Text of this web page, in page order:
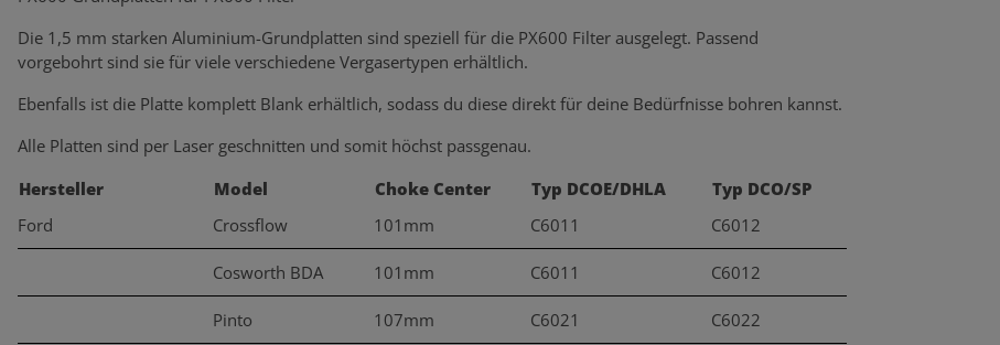
Die 1,5 mm starken Aluminium-Grundplatten sind speziell für die PX600 Filter ausgelegt. Passend
vorgebohrt sind sie für viele verschiedene Vergasertypen erhältlich.
Ebenfalls ist die Platte komplett Blank erhältlich, sodass du diese direkt für deine Bedürfnisse bohren kannst.
Alle Platten sind per Laser geschnitten und somit höchst passgenau.
Hersteller
Model Choke Center Typ DCOE/DHLA
Typ DCO/SP
Ford
Crossflow 101mm C6011 C6012
Cosworth BDA 101mm C6011 C6012
Pinto 107mm C6021 C6022